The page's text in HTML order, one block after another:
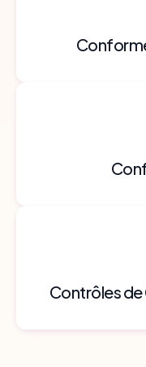
Contrôles